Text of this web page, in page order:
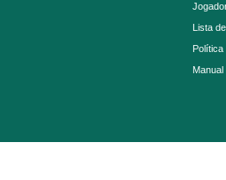
Lista
Política